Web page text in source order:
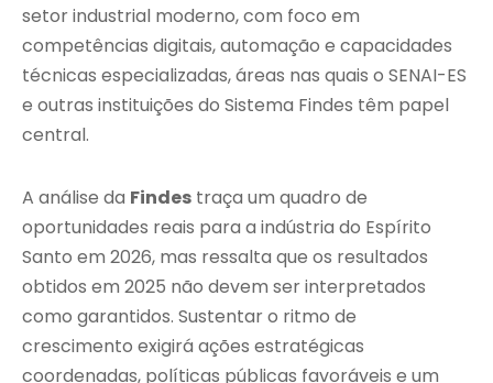
setor industrial moderno, com foco em
competências digitais, automação e capacidades
técnicas especializadas, áreas nas quais o SENAI-ES
e outras instituições do Sistema Findes têm papel
central.
A análise da Findes traça um quadro de
oportunidades reais para a indústria do Espírito
Santo em 2026, mas ressalta que os resultados
obtidos em 2025 não devem ser interpretados
como garantidos. Sustentar o ritmo de
crescimento exigirá ações estratégicas
coordenadas, políticas públicas favoráveis e um